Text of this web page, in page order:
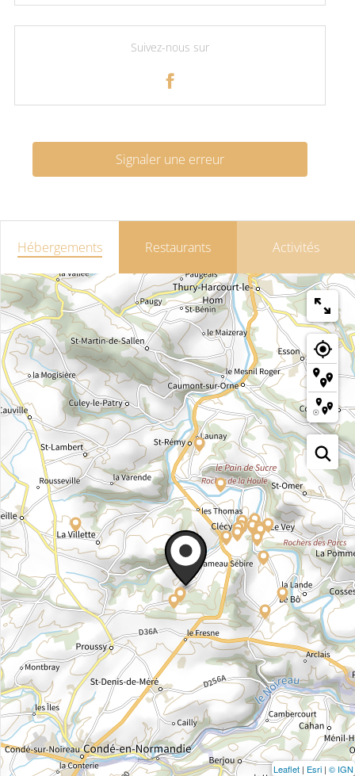
Suivez-nous sur
Signaler une erreur
Hébergements Restaurants Activités
Leaflet | Esri | © IGN